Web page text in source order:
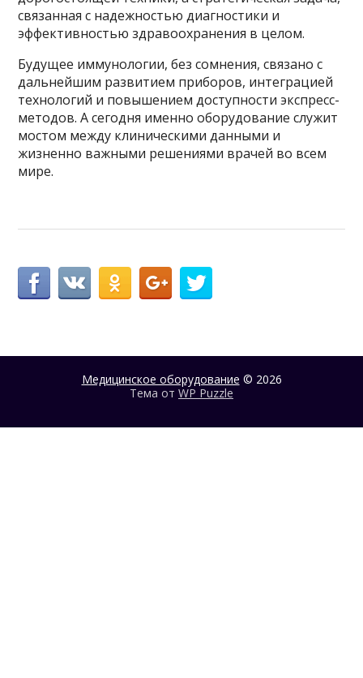
связанная с надежностью диагностики и
эффективностью здравоохранения в целом.
Будущее иммунологии, без сомнения, связано с
дальнейшим развитием приборов, интеграцией
технологий и повышением доступности экспресс-
методов. А сегодня именно оборудование служит
мостом между клиническими данными и
жизненно важными решениями врачей во всем
мире.
Медицинское оборудование © 2026
Тема от WP Puzzle